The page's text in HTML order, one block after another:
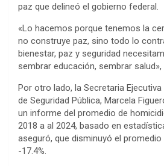
paz que delineó el gobierno federal.
«Lo hacemos porque tenemos la
no construye paz, sino todo lo
bienestar, paz y seguridad
sembrar educación, sembrar salud»,
Por otro lado, la Secretaria
de Seguridad Pública, Marcela
un informe del promedio de
2018 a al 2024, basado en
aseguró, que disminuyó el
-17.4%.